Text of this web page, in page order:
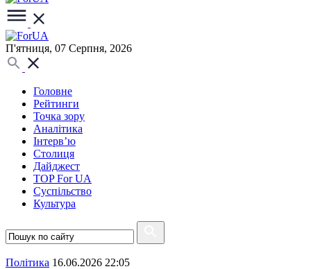
П'ятниця, 07 Серпня, 2026
Головне
Рейтинги
Точка зору
Аналітика
Інтерв’ю
Столиця
Дайджест
TOP For UA
Суспiльство
Культура
Полiтика 16.06.2026 22:05